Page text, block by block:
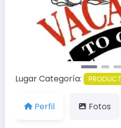
Anterior
Lugar Categoría:
Perfil Fotos